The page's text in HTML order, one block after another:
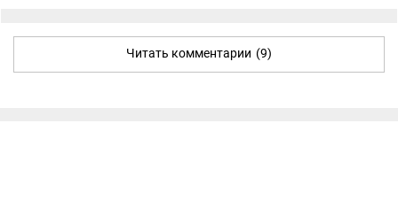
Читать комментарии (9)